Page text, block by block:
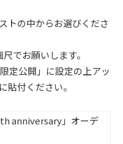
トの中からお選びくださ
でお願いします。
定公開」に設定の上アッ
貼付ください。
anniversary」オーデ